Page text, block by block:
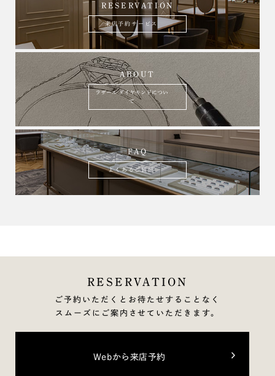
RESERVATION
来店予約サービス
ABOUT
ラザール ダイヤモンドについ
て
FAQ
よくあるご質問
RESERVATION
ご予約いただくとお待たせすることなく
スムーズにご案内させていただきます。
Webから来店予約